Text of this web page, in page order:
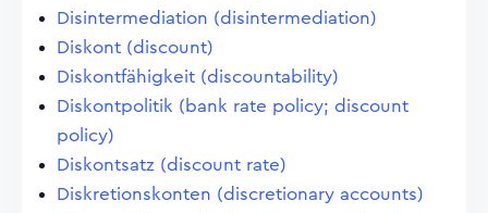
Disintermediation (disintermediation)
Diskont (discount)
Diskontfähigkeit (discountability)
Diskontpolitik (bank rate policy; discount
policy)
Diskontsatz (discount rate)
Diskretionskonten (discretionary accounts)